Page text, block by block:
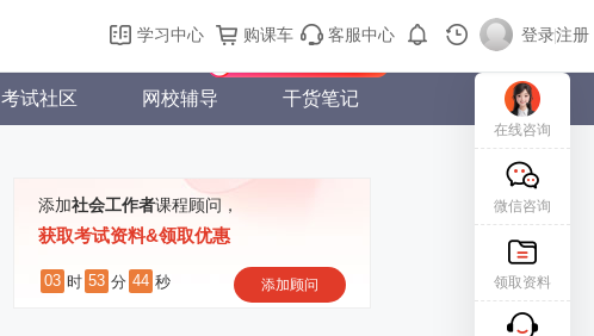
购课车 登录/注册
学习中心 购课车 客服中心 登录|注册
考试社区 网校辅导 干货笔记
添加社会工作者课程顾问，
获取考试资料&领取优惠
03 时 53 分 43 秒 添加顾问
在线咨询
微信咨询
领取资料